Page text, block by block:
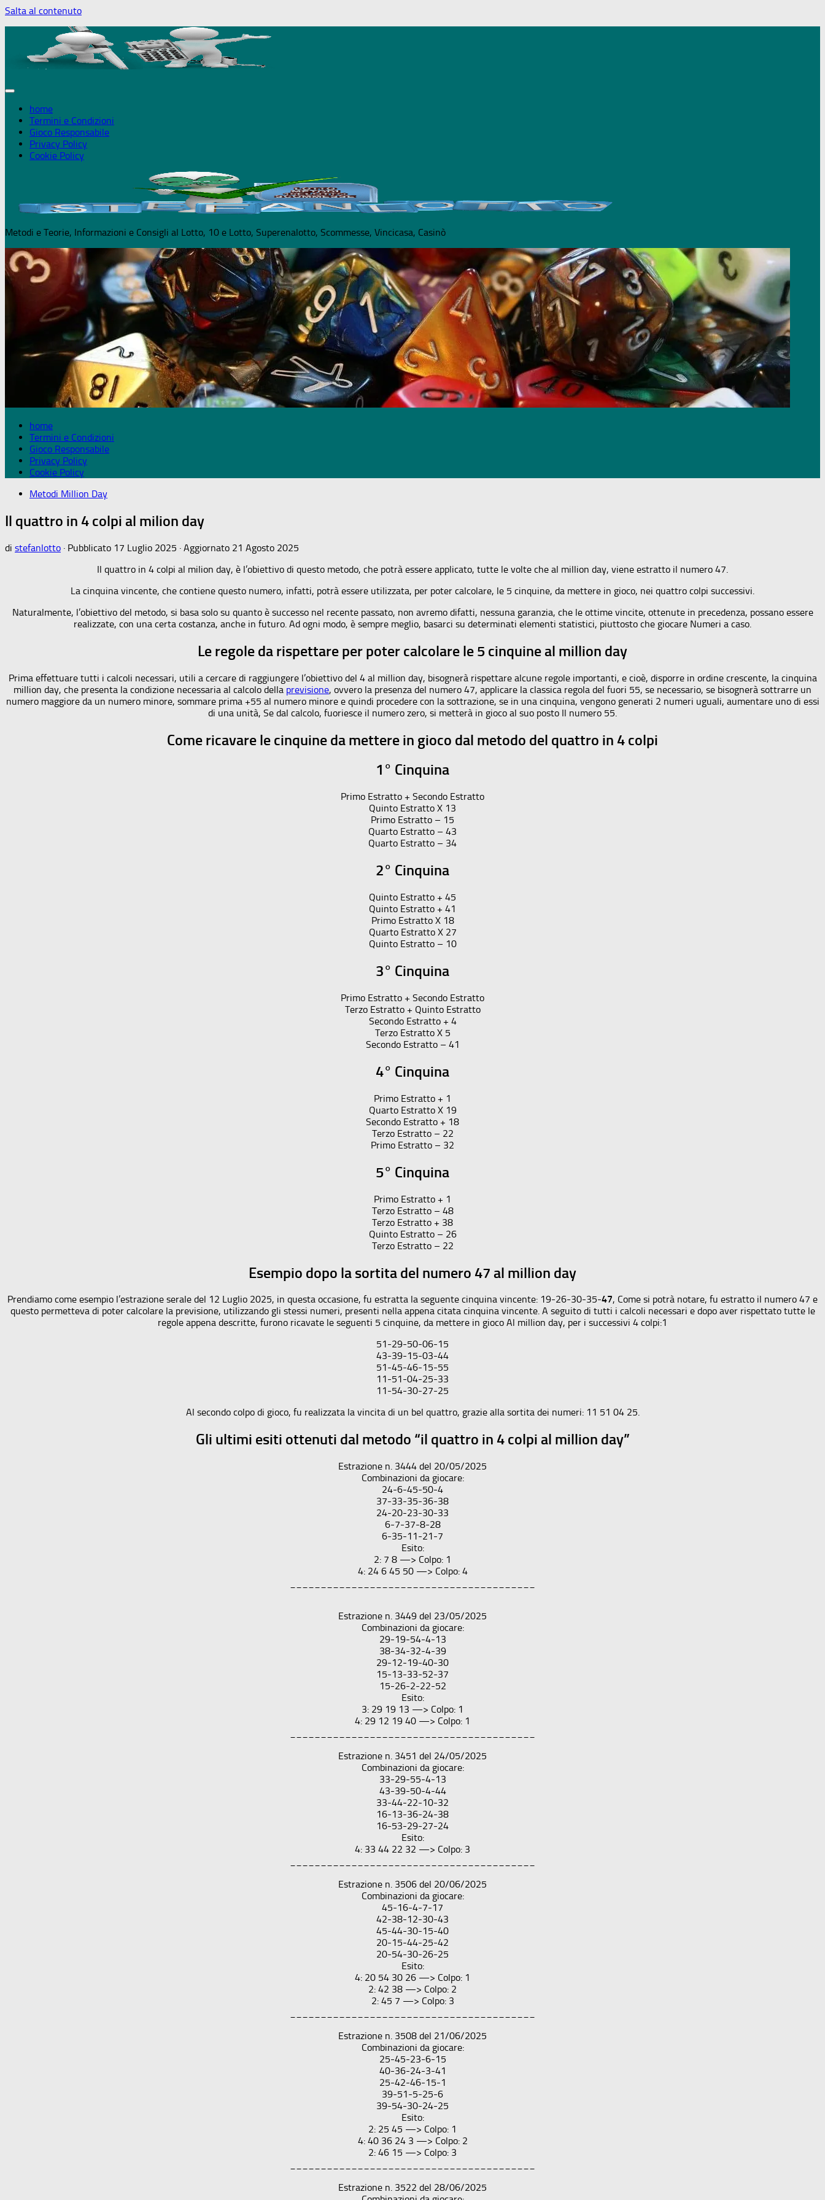
Salta al contenuto
home
Termini e Condizioni
Gioco Responsabile
Privacy Policy
Cookie Policy
Metodi e Teorie, Informazioni e Consigli al Lotto, 10 e Lotto, Superenalotto, Scommesse, Vincicasa, Casinò
home
Termini e Condizioni
Gioco Responsabile
Privacy Policy
Cookie Policy
Metodi Million Day
Il quattro in 4 colpi al milion day
di stefanlotto · Pubblicato 17 Luglio 2025 · Aggiornato 21 Agosto 2025
Il quattro in 4 colpi al milion day, è l’obiettivo di questo metodo, che potrà essere applicato, tutte le volte che al million day, viene estratto il numero 47.
La cinquina vincente, che contiene questo numero, infatti, potrà essere utilizzata, per poter calcolare, le 5 cinquine, da mettere in gioco, nei quattro colpi successivi.
Naturalmente, l’obiettivo del metodo, si basa solo su quanto è successo nel recente passato, non avremo difatti, nessuna garanzia, che le ottime vincite, ottenute in precedenza, possano essere
realizzate, con una certa costanza, anche in futuro. Ad ogni modo, è sempre meglio, basarci su determinati elementi statistici, piuttosto che giocare Numeri a caso.
Le regole da rispettare per poter calcolare le 5 cinquine al million day
Prima effettuare tutti i calcoli necessari, utili a cercare di raggiungere l’obiettivo del 4 al million day, bisognerà rispettare alcune regole importanti, e cioè, disporre in ordine crescente, la cinquina
million day, che presenta la condizione necessaria al calcolo della previsione, ovvero la presenza del numero 47, applicare la classica regola del fuori 55, se necessario, se bisognerà sottrarre un
numero maggiore da un numero minore, sommare prima +55 al numero minore e quindi procedere con la sottrazione, se in una cinquina, vengono generati 2 numeri uguali, aumentare uno di essi
di una unità, Se dal calcolo, fuoriesce il numero zero, si metterà in gioco al suo posto Il numero 55.
Come ricavare le cinquine da mettere in gioco dal metodo del quattro in 4 colpi
1° Cinquina
Primo Estratto + Secondo Estratto
Quinto Estratto X 13
Primo Estratto – 15
Quarto Estratto – 43
Quarto Estratto – 34
2° Cinquina
Quinto Estratto + 45
Quinto Estratto + 41
Primo Estratto X 18
Quarto Estratto X 27
Quinto Estratto – 10
3° Cinquina
Primo Estratto + Secondo Estratto
Terzo Estratto + Quinto Estratto
Secondo Estratto + 4
Terzo Estratto X 5
Secondo Estratto – 41
4° Cinquina
Primo Estratto + 1
Quarto Estratto X 19
Secondo Estratto + 18
Terzo Estratto – 22
Primo Estratto – 32
5° Cinquina
Primo Estratto + 1
Terzo Estratto – 48
Terzo Estratto + 38
Quinto Estratto – 26
Terzo Estratto – 22
Esempio dopo la sortita del numero 47 al million day
Prendiamo come esempio l’estrazione serale del 12 Luglio 2025, in questa occasione, fu estratta la seguente cinquina vincente: 19-26-30-35-47, Come si potrà notare, fu estratto il numero 47 e
questo permetteva di poter calcolare la previsione, utilizzando gli stessi numeri, presenti nella appena citata cinquina vincente. A seguito di tutti i calcoli necessari e dopo aver rispettato tutte le
regole appena descritte, furono ricavate le seguenti 5 cinquine, da mettere in gioco Al million day, per i successivi 4 colpi:1
51-29-50-06-15
43-39-15-03-44
51-45-46-15-55
11-51-04-25-33
11-54-30-27-25
Al secondo colpo di gioco, fu realizzata la vincita di un bel quattro, grazie alla sortita dei numeri: 11 51 04 25.
Gli ultimi esiti ottenuti dal metodo “il quattro in 4 colpi al million day”
Estrazione n. 3444 del 20/05/2025
Combinazioni da giocare:
24-6-45-50-4
37-33-35-36-38
24-20-23-30-33
6-7-37-8-28
6-35-11-21-7
Esito:
2: 7 8 —> Colpo: 1
4: 24 6 45 50 —> Colpo: 4
Estrazione n. 3449 del 23/05/2025
Combinazioni da giocare:
29-19-54-4-13
38-34-32-4-39
29-12-19-40-30
15-13-33-52-37
15-26-2-22-52
Esito:
3: 29 19 13 —> Colpo: 1
4: 29 12 19 40 —> Colpo: 1
Estrazione n. 3451 del 24/05/2025
Combinazioni da giocare:
33-29-55-4-13
43-39-50-4-44
33-44-22-10-32
16-13-36-24-38
16-53-29-27-24
Esito:
4: 33 44 22 32 —> Colpo: 3
Estrazione n. 3506 del 20/06/2025
Combinazioni da giocare:
45-16-4-7-17
42-38-12-30-43
45-44-30-15-40
20-15-44-25-42
20-54-30-26-25
Esito:
4: 20 54 30 26 —> Colpo: 1
2: 42 38 —> Colpo: 2
2: 45 7 —> Colpo: 3
Estrazione n. 3508 del 21/06/2025
Combinazioni da giocare:
25-45-23-6-15
40-36-24-3-41
25-42-46-15-1
39-51-5-25-6
39-54-30-24-25
Esito:
2: 25 45 —> Colpo: 1
4: 40 36 24 3 —> Colpo: 2
2: 46 15 —> Colpo: 3
Estrazione n. 3522 del 28/06/2025